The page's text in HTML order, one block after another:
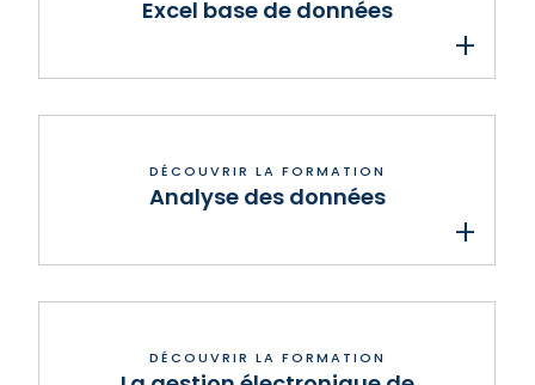
Excel base de données
Analyse des données